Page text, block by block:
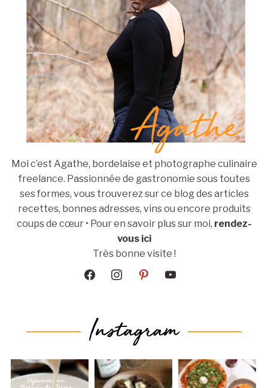
Moi c’est Agathe, bordelaise et photographe culinaire
freelance. Passionnée de gastronomie sous toutes
ses formes, vous trouverez sur ce blog des articles
recettes, bonnes adresses, vins ou encore produits
coups de cœur • Pour en savoir plus sur moi, rendez-
vous ici
Très bonne visite !
facebookinstagrampinterestyoutube